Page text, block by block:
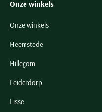
Onze winkels
Onze winkels
Heemstede
Hillegom
Leiderdorp
Lisse